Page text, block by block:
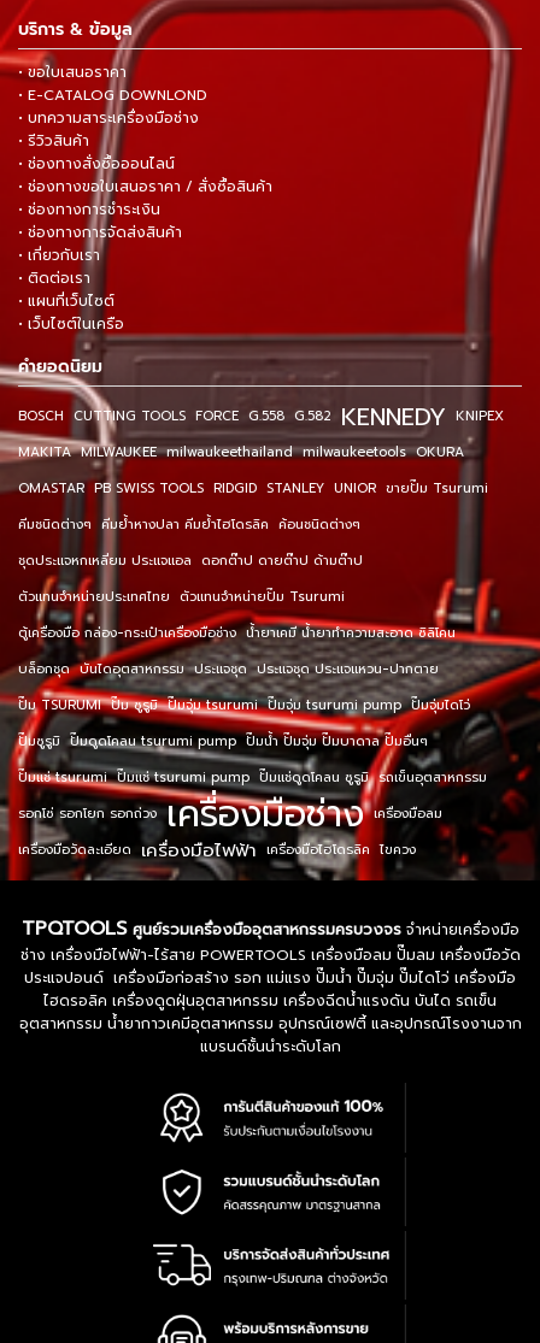
บริการ & ข้อมูล
• ขอใบเสนอราคา
• E-CATALOG DOWNLOND
• บทความสาระเครื่องมือช่าง
• รีวิวสินค้า
• ช่องทางสั่งซื้อออนไลน์
• ช่องทางขอใบเสนอราคา / สั่งซื้อสินค้า
• ช่องทางการชำระเงิน
• ช่องทางการจัดส่งสินค้า
• เกี่ยวกับเรา
• ติดต่อเรา
• แผนที่เว็บไซต์
• เว็บไซต์ในเครือ
คำยอดนิยม
BOSCH CUTTING TOOLS FORCE G.558 G.582 KENNEDY KNIPEX
MAKITA MILWAUKEE milwaukeethailand milwaukeetools OKURA
OMASTAR PB SWISS TOOLS RIDGID STANLEY UNIOR ขายปั๊ม Tsurumi
คีมชนิดต่างๆ คีมย้ำหางปลา คีมย้ำไฮโดรลิค ค้อนชนิดต่างๆ
ชุดประแจหกเหลี่ยม ประแจแอล ดอกต๊าป ดายต๊าป ด้ามต๊าป
ตัวแทนจำหน่ายประเทศไทย ตัวแทนจำหน่ายปั๊ม Tsurumi
ตู้เครื่องมือ กล่อง-กระเป๋าเครื่องมือช่าง น้ำยาเคมี น้ำยาทำความสะอาด ซิลิโคน
บล็อกชุด บันไดอุตสาหกรรม ประแจชุด ประแจชุด ประแจแหวน-ปากตาย
ปั๊ม TSURUMI ปั๊ม ซูรูมิ ปั๊มจุ่ม tsurumi ปั๊มจุ่ม tsurumi pump ปั๊มจุ่มไดโว่
ปั๊มซูรูมิ ปั๊มดูดโคลน tsurumi pump ปั๊มน้ำ ปั๊มจุ่ม ปั๊มบาดาล ปั๊มอื่นๆ
ปั๊มแช่ tsurumi ปั๊มแช่ tsurumi pump ปั๊มแช่ดูดโคลน ซูรูมิ รถเข็นอุตสาหกรรม
รอกโซ่ รอกโยก รอกถ่วง เครื่องมือช่าง เครื่องมือลม
เครื่องมือวัดละเอียด เครื่องมือไฟฟ้า เครื่องมือไฮโดรลิค ไขควง
TPQTOOLS ศูนย์รวมเครื่องมืออุตสาหกรรมครบวงจรจำหน่ายเครื่องมือ
ช่าง เครื่องมือไฟฟ้า-ไร้สาย POWERTOOLS เครื่องมือลม ปั๊มลม เครื่องมือวัด
ประแจปอนด์ เครื่องมือก่อสร้าง รอก แม่แรง ปั๊มน้ำ ปั๊มจุ่ม ปั๊มไดโว่ เครื่องมือ
ไฮดรอลิค เครื่องดูดฝุ่นอุตสาหกรรม เครื่องฉีดน้ำแรงดัน บันได รถเข็น
อุตสาหกรรม น้ำยากาวเคมีอุตสาหกรรม อุปกรณ์เซฟตี้ และอุปกรณ์โรงงานจาก
แบรนด์ชั้นนำระดับโลก